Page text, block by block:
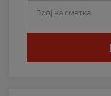
Број на сметка